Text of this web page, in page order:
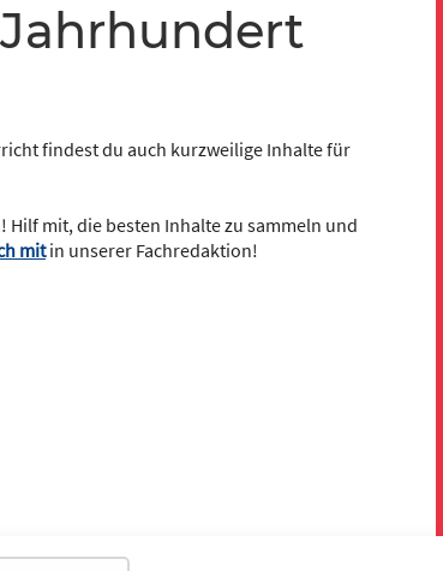
Jahrhundert
findest du auch kurzweilige Inhalte für
mit, die besten Inhalte zu sammeln und
mitin unserer Fachredaktion!